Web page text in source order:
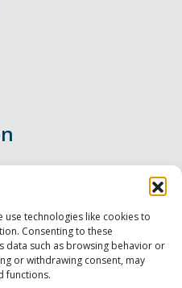
technologies like cookies to
Consenting to these
data such as browsing behavior or
or withdrawing consent, may
functions.